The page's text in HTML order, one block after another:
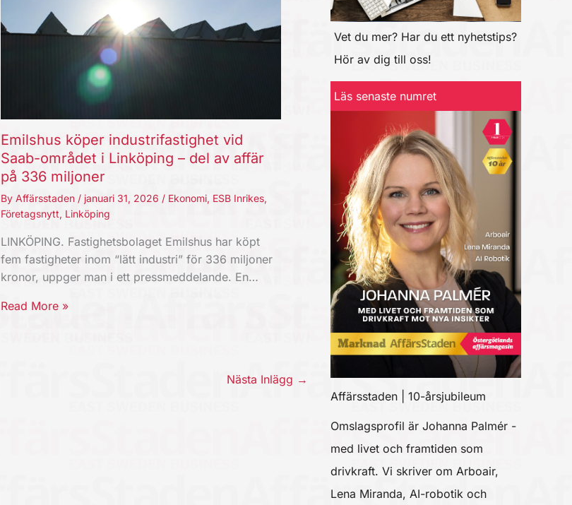
Emilshus köper industrifastighet vid
Saab-området i Linköping – del av affär
på 336 miljoner
By Affärsstaden / januari 31, 2026 / Ekonomi, ESB Inrikes,
Företagsnytt, Linköping
LINKÖPING. Fastighetsbolaget Emilshus har köpt
fem fastigheter inom “lätt industri” för 336 miljoner
kronor, uppger man i ett pressmeddelande. En…
Read More »
Nästa Inlägg →
Vet du mer? Har du ett nyhetstips?
Hör av dig till oss!
Läs senaste numret
Affärsstaden | 10-årsjubileum
Omslagsprofil är Johanna Palmér -
med livet och framtiden som
drivkraft. Vi skriver om Arboair,
Lena Miranda, AI-robotik och